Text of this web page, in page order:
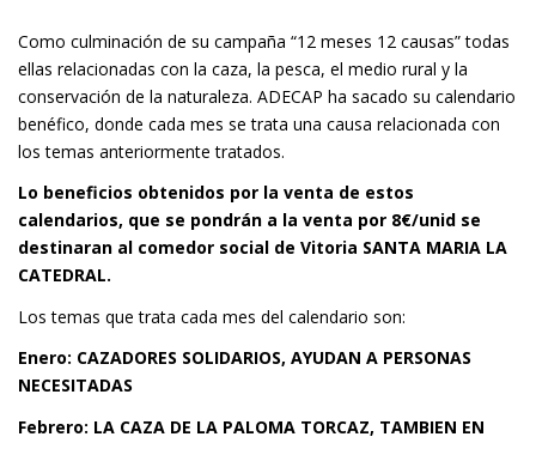
Como culminación de su campaña “12 meses 12 causas” todas
ellas relacionadas con la caza, la pesca, el medio rural y la
conservación de la naturaleza. ADECAP ha sacado su calendario
benéfico, donde cada mes se trata una causa relacionada con
los temas anteriormente tratados.
Lo beneficios obtenidos por la venta de estos
calendarios, que se pondrán a la venta por 8€/unid se
destinaran al comedor social de Vitoria SANTA MARIA LA
CATEDRAL.
Los temas que trata cada mes del calendario son:
Enero: CAZADORES SOLIDARIOS, AYUDAN A PERSONAS
NECESITADAS
Febrero: LA CAZA DE LA PALOMA TORCAZ, TAMBIEN EN